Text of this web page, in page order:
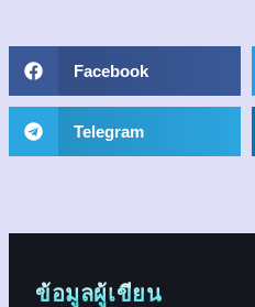
Facebook
Telegram
ข้อมูลผู้เขียน